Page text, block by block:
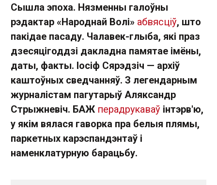
Сышла эпоха. Нязменны галоўны
рэдактар «Народнай Волі» абвясціў, што
пакідае пасаду. Чалавек-глыба, які праз
дзесяцігоддзі дакладна памятае імёны,
даты, факты. Іосіф Сярэдзіч — архіў
каштоўных сведчанняў. З легендарным
журналістам пагутарыў Аляксандр
Стрыжневіч. БАЖ перадрукаваў інтэрв'ю,
у якім вялася гаворка пра белыя плямы,
паркетных карэспандэнтаў і
наменклатурную барацьбу.